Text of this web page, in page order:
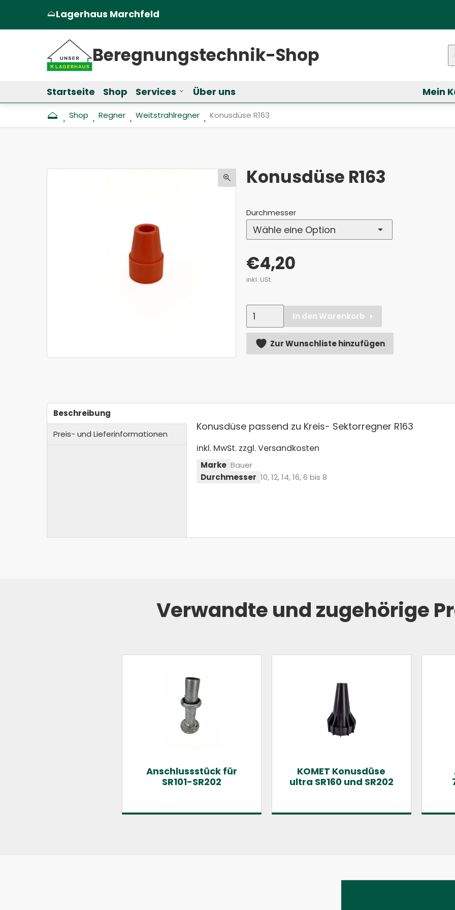
Lagerhaus Marchfeld
(Öffnet in einem neuen Tab oder Fenster)
Beregnungs­technik-Shop
Startseite Shop Services Untermenü für &bdquo;Services&ldquo; anzeigen
Über uns Mein
Shop Regner Weitstrahlregner Aktuell: Konusdüse R163
Konusdüse R163
Konusdüse R163
Durchmesser
€4,20
inkl. USt.
Anzahl
In den Warenkorb
Alternative:
Zur Wunschliste hinzufügen
Beschreibung
Preis- und Lieferinformationen
Konusdüse passend zu Kreis- Sektorregner R163
inkl. MwSt. zzgl. Versandkosten
Bauer
Marke
10, 12, 14, 16, 6 bis 8
Durchmesser
Verwandte und zugehörige
Anschlussstück für
SR101-SR202
KOMET Konusdüse
ultra SR160 und SR202